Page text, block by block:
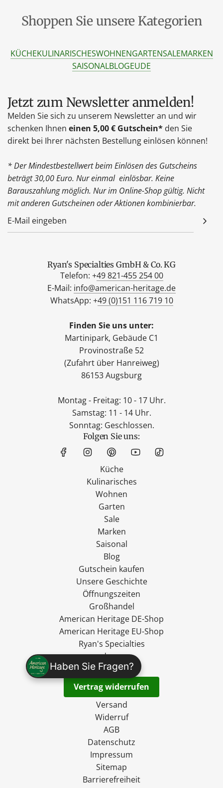
Haben Sie Fragen?
Shoppen Sie unsere Kategorien
KÜCHEKULINARISCHESWOHNENGARTENSALEMARKEN
SAISONALBLOGEUDE
Jetzt zum Newsletter anmelden!
Melden Sie sich zu unserem Newsletter an und wir
schenken Ihnen einen 5,00 € Gutschein* den Sie
direkt bei Ihrer nächsten Bestellung einlösen können!
* Der Mindestbestellwert beim Einlösen des Gutscheins
beträgt 30,00 Euro. Nur einmal einlösbar. Keine
Barauszahlung möglich. Nur im Online-Shop gültig. Nicht
mit anderen Gutscheinen oder Aktionen kombinierbar.
Ryan's Specialties GmbH & Co. KG
Telefon: +49 821-455 254 00
E-Mail: info@american-heritage.de
WhatsApp: +49 (0)151 116 719 10
Finden Sie uns unter:
Martinipark, Gebäude C1
Provinostraße 52
(Zufahrt über Hanreiweg)
86153 Augsburg
Montag - Freitag: 10 - 17 Uhr.
Samstag: 11 - 14 Uhr.
Sonntag: Geschlossen.
Folgen Sie uns:
Küche
Kulinarisches
Wohnen
Garten
Sale
Marken
Saisonal
Blog
Gutschein kaufen
Unsere Geschichte
Öffnungszeiten
Großhandel
American Heritage DE-Shop
American Heritage EU-Shop
Ryan's Specialties
madevegan
Kontakt
Vertrag widerrufen
Versand
Widerruf
AGB
Datenschutz
Impressum
Sitemap
Barrierefreiheit